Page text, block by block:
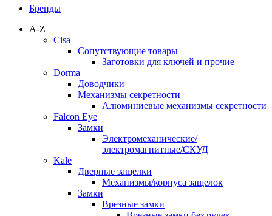
Бренды
A-Z
Cisa
Сопутствующие товары
Заготовки для ключей и прочие
Dorma
Доводчики
Механизмы секретности
Алюминиевые механизмы секретности
Falcon Eye
Замки
Электромеханические/
электромагнитные/СКУД
Kale
Дверные защелки
Механизмы/корпуса защелок
Замки
Врезные замки